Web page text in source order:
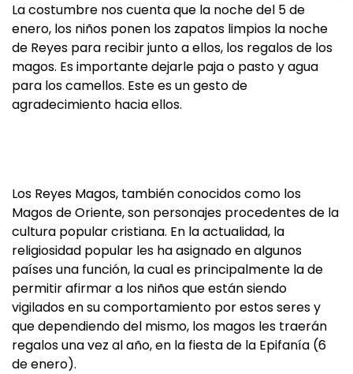
La costumbre nos cuenta que la noche del 5 de
enero, los niños ponen los zapatos limpios la noche
de Reyes para recibir junto a ellos, los regalos de los
magos. Es importante dejarle paja o pasto y agua
para los camellos. Este es un gesto de
agradecimiento hacia ellos.
Los Reyes Magos, también conocidos como los
Magos de Oriente, son personajes procedentes de la
cultura popular cristiana. En la actualidad, la
religiosidad popular les ha asignado en algunos
países una función, la cual es principalmente la de
permitir afirmar a los niños que están siendo
vigilados en su comportamiento por estos seres y
que dependiendo del mismo, los magos les traerán
regalos una vez al año, en la fiesta de la Epifanía (6
de enero).